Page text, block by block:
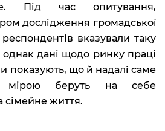
Під час опитування,
дослідження громадської
вказували таку
дані щодо ринку праці
показують, що й надалі саме
мірою беруть на себе
сімейне життя.